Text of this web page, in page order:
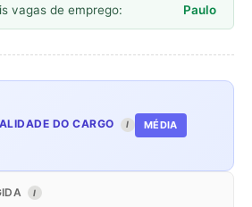
vagas de emprego:
Paulo
DO CARGO I MÉDIA
I